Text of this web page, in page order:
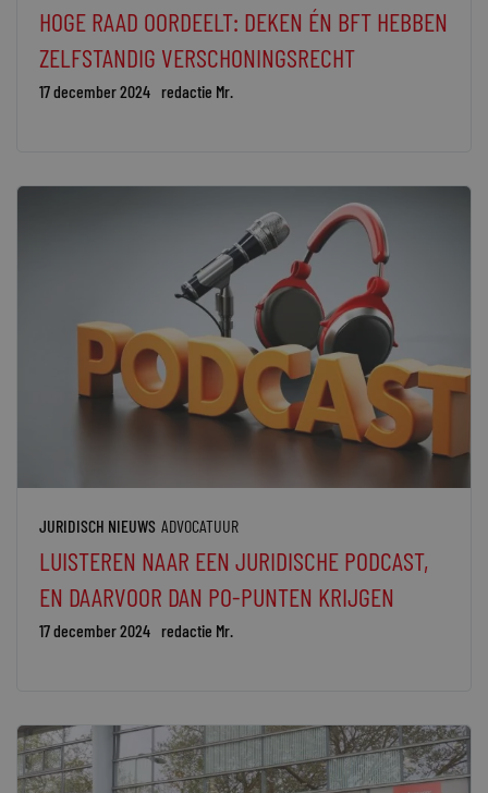
HOGE RAAD OORDEELT: DEKEN ÉN BFT HEBBEN
ZELFSTANDIG VERSCHONINGSRECHT
17 december 2024 redactie Mr.
JURIDISCH NIEUWS ADVOCATUUR
LUISTEREN NAAR EEN JURIDISCHE PODCAST,
EN DAARVOOR DAN PO-PUNTEN KRIJGEN
17 december 2024 redactie Mr.